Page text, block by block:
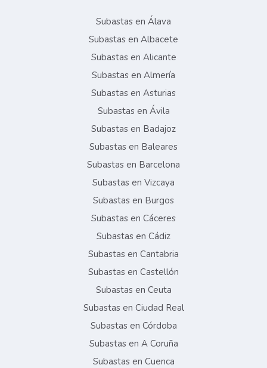
Subastas en Álava
Subastas en Albacete
Subastas en Alicante
Subastas en Almería
Subastas en Asturias
Subastas en Ávila
Subastas en Badajoz
Subastas en Baleares
Subastas en Barcelona
Subastas en Vizcaya
Subastas en Burgos
Subastas en Cáceres
Subastas en Cádiz
Subastas en Cantabria
Subastas en Castellón
Subastas en Ceuta
Subastas en Ciudad Real
Subastas en Córdoba
Subastas en A Coruña
Subastas en Cuenca